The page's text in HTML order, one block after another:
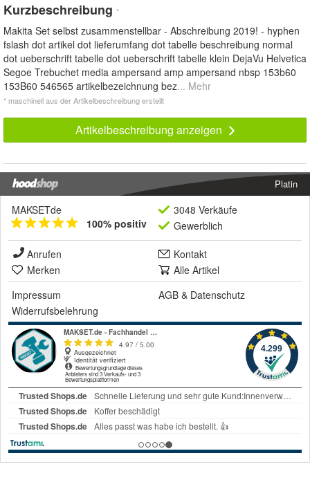
Kurzbeschreibung *
Makita Set selbst zusammenstellbar - Abschreibung 2019! - hyphen
fslash dot artikel dot lieferumfang dot tabelle beschreibung normal
dot ueberschrift tabelle dot ueberschrift tabelle klein DejaVu Helvetica
Segoe Trebuchet media ampersand amp ampersand nbsp 153b60
153B60 546565 artikelbezeichnung bez... Mehr
* maschinell aus der Artikelbeschreibung erstellt
Artikelbeschreibung anzeigen
Platin
MAKSETde
100% positiv
3048 Verkäufe
Gewerblich
Anrufen
Kontakt
Merken
Alle Artikel
Impressum
AGB & Datenschutz
Widerrufsbelehrung